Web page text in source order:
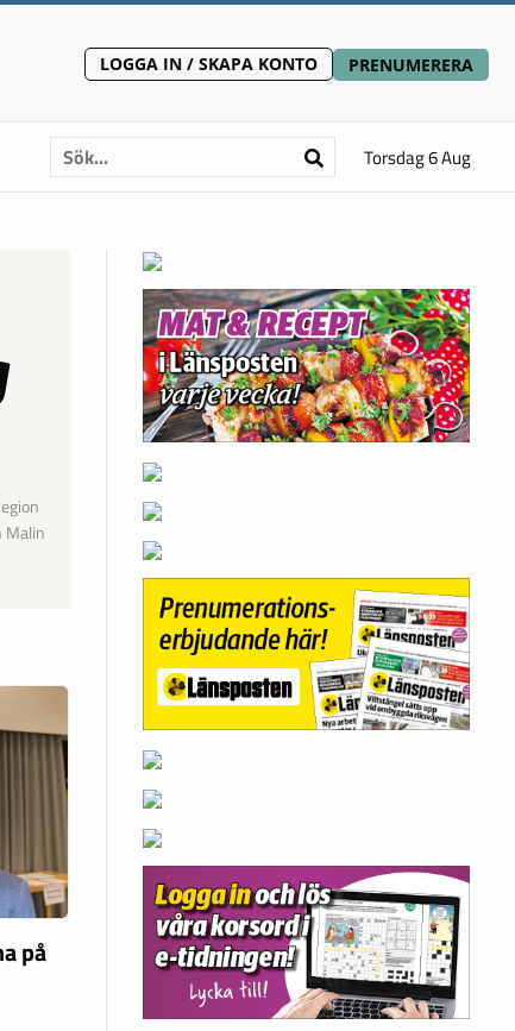
LOGGA IN / SKAPA KONTO PRENUMERERA
Torsdag 6 Aug
Malin
på